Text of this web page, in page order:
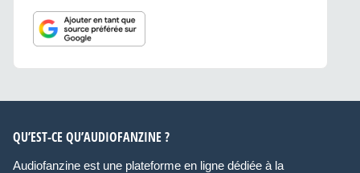
QU’EST-CE QU’AUDIOFANZINE ?
Audiofanzine est une plateforme en ligne dédiée à la